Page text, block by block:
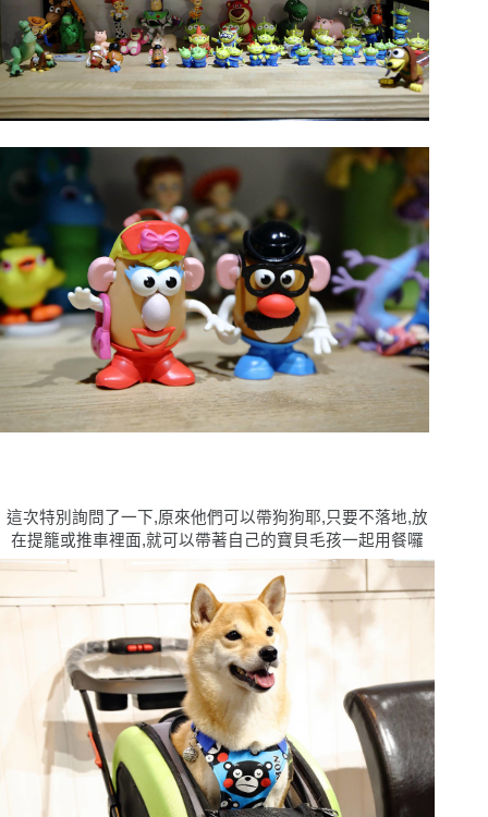
這次特別詢問了一下,原來他們可以帶狗狗耶,只要不落地,放
在提籠或推車裡面,就可以帶著自己的寶貝毛孩一起用餐囉